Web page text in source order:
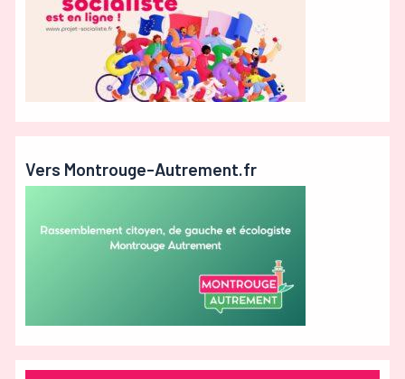
Vers Montrouge-Autrement.fr